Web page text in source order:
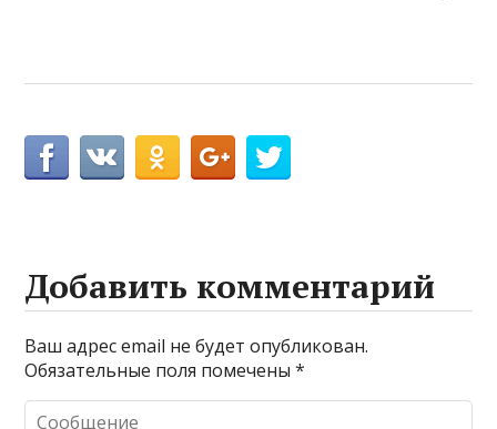
Добавить комментарий
Ваш адрес email не будет опубликован.
Обязательные поля помечены*